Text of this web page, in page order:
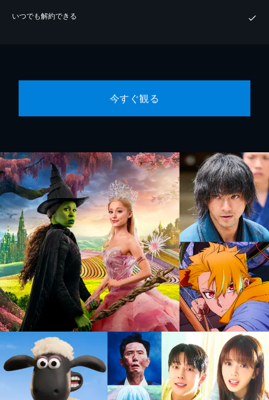
いつでも解約できる
今すぐ観る